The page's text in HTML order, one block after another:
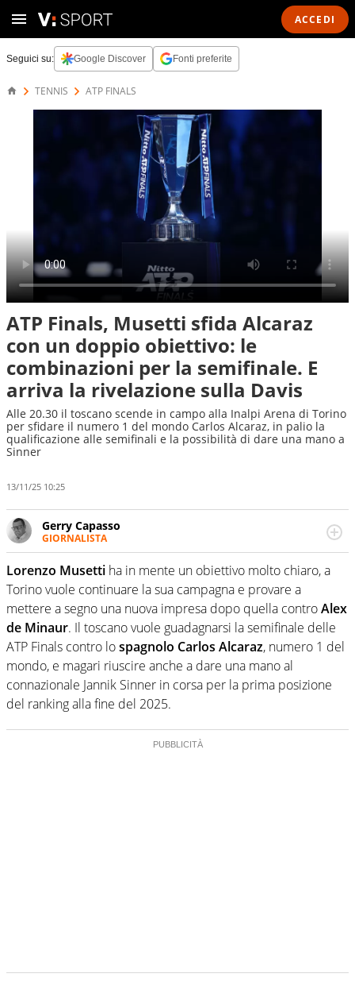
ACCEDI
Seguici su: Google Discover Fonti preferite
TENNIS ATP FINALS
ATP Finals, Musetti sfida Alcaraz
con un doppio obiettivo: le
combinazioni per la semifinale. E
arriva la rivelazione sulla Davis
Alle 20.30 il toscano scende in campo alla Inalpi Arena di Torino
per sfidare il numero 1 del mondo Carlos Alcaraz, in palio la
qualificazione alle semifinali e la possibilità di dare una mano a
Sinner
13/11/25 10:25
Gerry Capasso
GIORNALISTA
Per lui gli sport americani non hanno segreti: basket,
football, baseball e la capacità innata di trovare la notizia
dove altri non vedono granché
Lorenzo Musetti ha in mente un obiettivo molto chiaro, a
Torino vuole continuare la sua campagna e provare a
mettere a segno una nuova impresa dopo quella controAlex
de Minaur. Il toscano vuole guadagnarsi la semifinale delle
ATP Finals contro lospagnolo Carlos Alcaraz, numero 1 del
mondo, e magari riuscire anche a dare una mano al
connazionale Jannik Sinner in corsa per la prima posizione
del ranking alla fine del 2025.